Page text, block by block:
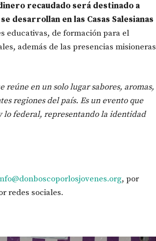
recaudado será destinado a
desarrollan en las Casas Salesianas
educativas, de formación para el
además de las presencias misioneras
reúne en un solo lugar sabores, aromas,
regiones del país. Es un evento que
federal, representando la identidad
, por
redes sociales.